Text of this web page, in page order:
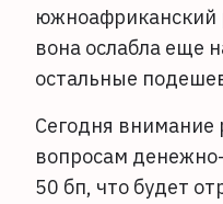
южноафриканский
вона ослабла еще
остальные
Сегодня внимание
вопросам
50 бп, что будет